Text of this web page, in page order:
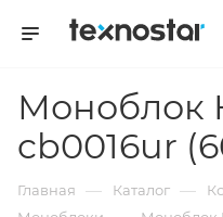
Моноблок
cb0016ur
Главная — Каталог —